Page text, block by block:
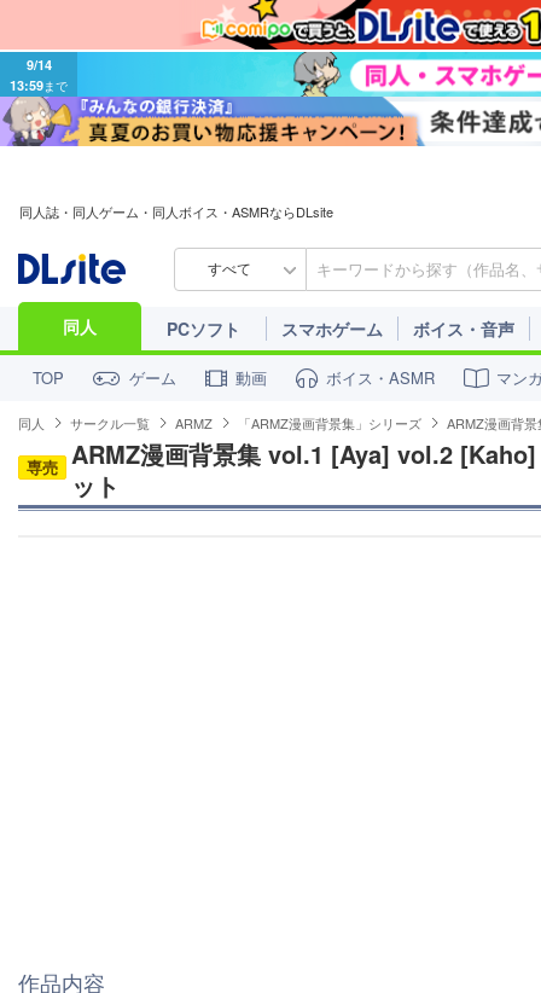
9/14
13:59まで
同人誌・同人ゲーム・同人ボイス・ASMRならDLsite
すべて
同人 PCソフト スマホゲーム ボイス・音声
TOP ゲーム 動画 ボイス・ASMR マン
同人 サークル一覧 ARMZ 「ARMZ漫画背景集」シリーズ ARMZ漫画背
専売
ARMZ漫画背景集 vol.1 [Aya] vol.2
ット
作品内容